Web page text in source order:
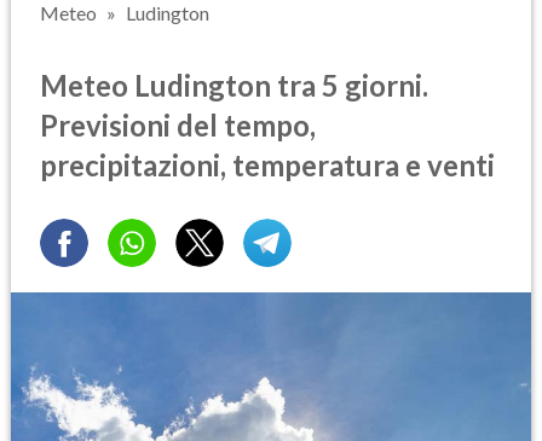
Meteo Ludington
Meteo Ludington tra 5 giorni.
Previsioni del tempo,
precipitazioni, temperatura e venti